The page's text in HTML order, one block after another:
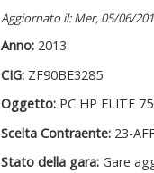
Aggiornato il: Mer, 05/06/
Anno: 2013
CIG: ZF90BE3285
Oggetto: PC HP ELITE
Scelta Contraente: 23-
Stato della gara: Gare